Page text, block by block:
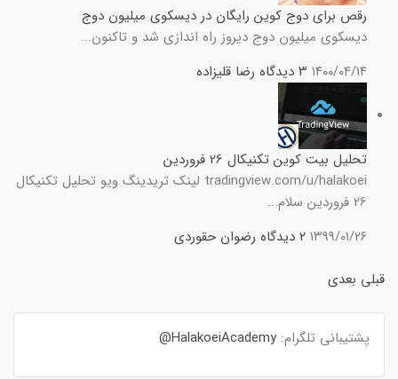
رقص برای دوج کوین رایگان در دیسکوی میلیون دوج
دیسکوی میلیون دوج دیروز راه اندازی شد و تاکنون...
۱۴۰۰/۰۴/۱۴ ۳ دیدگاه رضا قلیزاده
تحلیل بیت کوین تکنیکال 26 فروردین
tradingview.com/u/halakoei لینک تریدینگ ویو تحلیل تکنیکال
26 فروردین سلام...
۱۳۹۹/۰۱/۲۶ ۲ دیدگاه
رضوان حقوردی
قبلی بعدی
پشتیبانی تلگرام: HalakoeiAcademy@